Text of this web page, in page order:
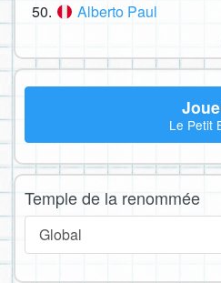
50. Alberto Paul
Le Petit
Temple de la renommée
Global